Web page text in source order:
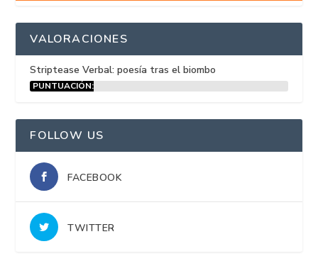
VALORACIONES
Striptease Verbal: poesía tras el biombo
PUNTUACIÓN:
FOLLOW US
FACEBOOK
TWITTER